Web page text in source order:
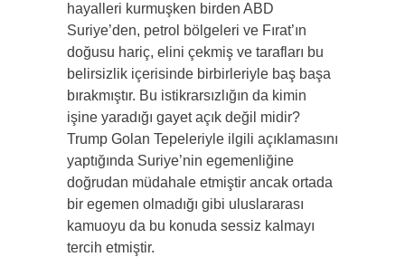
hayalleri kurmuşken birden ABD
Suriye’den, petrol bölgeleri ve Fırat’ın
doğusu hariç, elini çekmiş ve tarafları bu
belirsizlik içerisinde birbirleriyle baş başa
bırakmıştır. Bu istikrarsızlığın da kimin
işine yaradığı gayet açık değil midir?
Trump Golan Tepeleriyle ilgili açıklamasını
yaptığında Suriye’nin egemenliğine
doğrudan müdahale etmiştir ancak ortada
bir egemen olmadığı gibi uluslararası
kamuoyu da bu konuda sessiz kalmayı
tercih etmiştir.